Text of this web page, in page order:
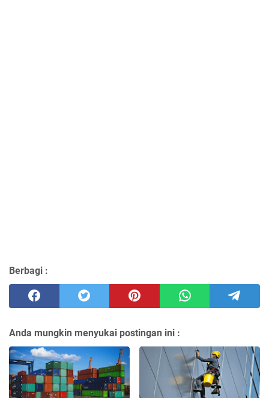
Berbagi :
Anda mungkin menyukai postingan ini :